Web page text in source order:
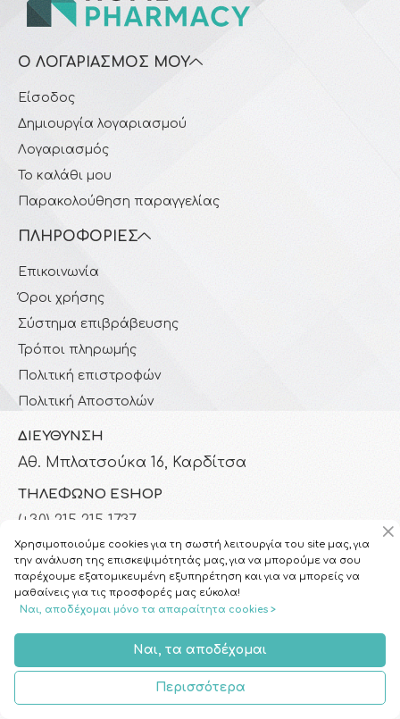
Ο ΛΟΓΑΡΙΑΣΜΌΣ ΜΟΥ
Είσοδος
Δημιουργία λογαριασμού
Λογαριασμός
Το καλάθι μου
Παρακολούθηση παραγγελίας
ΠΛΗΡΟΦΟΡΊΕΣ
Επικοινωνία
Όροι χρήσης
Σύστημα επιβράβευσης
Τρόποι πληρωμής
Πολιτική επιστροφών
Πολιτική Αποστολών
ΔΙΕΎΘΥΝΣΗ
Αθ. Μπλατσούκα 16, Καρδίτσα
ΤΗΛΈΦΩΝΟ ESHOP
(+30) 215 215 1737
(+30) 2441 151 935
Καθημερινές 8:00 - 16:00
ΤΗΛΈΦΩΝΟ ΦΥΣΙΚΟΎ ΚΑΤΑΣΤΉΜΑΤΟΣ
Καθημερινές 8:00 - 21:00 & Σάββατο 09:00 - 14:00
EMAIL
info@homepharmacy.gr
Χρησιμοποιούμε cookies για τη σωστή λειτουργία του site μας, για
την ανάλυση της επισκεψιμότητάς μας, για να μπορούμε να σου
παρέχουμε εξατομικευμένη εξυπηρέτηση και για να μπορείς να
μαθαίνεις για τις προσφορές μας εύκολα!
Ναι, αποδέχομαι μόνο τα απαραίτητα cookies >
Ναι, τα αποδέχομαι
Περισσότερα